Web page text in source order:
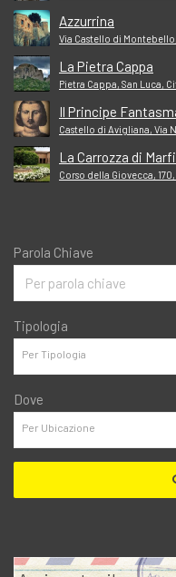
Azzurrina
Via Castello di
La Pietra Cappa
Pietra Cappa, San Luca,
Il Principe
Castello di Avigliana, Via
La Carrozza di
Corso della Giovecca,
Parola Chiave
Tipologia
Dove